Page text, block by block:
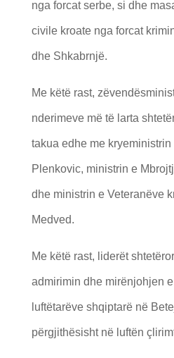
nga forcat serbe, si dhe
civile kroate nga forcat
dhe Shkabrnjë.
Me këtë rast,
nderimeve më të larta
takua edhe me kryeministrin
Plenkovic, ministrin e
dhe ministrin e Veteranëve
Medved.
Me këtë rast, liderët
admirimin dhe mirënjohjen
luftëtarëve shqiptarë në
përgjithësisht në luftën